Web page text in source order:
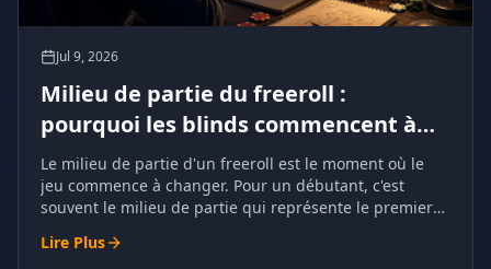
Jul 9, 2026
Milieu de partie du freeroll :
pourquoi les blinds commencent à
faire pression
Le milieu de partie d'un freeroll est le moment où le
jeu commence à changer. Pour un débutant, c'est
souvent le milieu de partie qui représente le premier
Lire Plus